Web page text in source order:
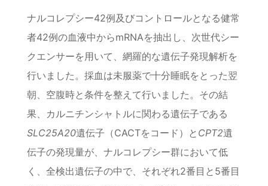
ナルコレプシー42例及びコントロールとなる健常
者42例の血液中からmRNAを抽出し、次世代シー
クエンサーを用いて、網羅的な遺伝子発現解析を
行いました。採血は未服薬で十分睡眠をとった翌
朝、空腹時と条件を整えて行いました。その結
果、カルニチンシャトルに関わる遺伝子である
SLC25A20遺伝子（CACTをコード）と CPT2遺
伝子の発現量が、ナルコレプシー群において低
く、全検出遺伝子の中で、それぞれ2番目と5番目